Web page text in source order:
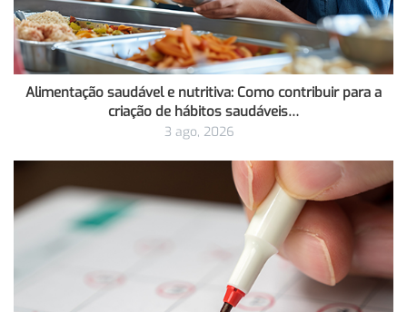
Alimentação saudável e nutritiva: Como contribuir para a
criação de hábitos saudáveis…
3 ago, 2026